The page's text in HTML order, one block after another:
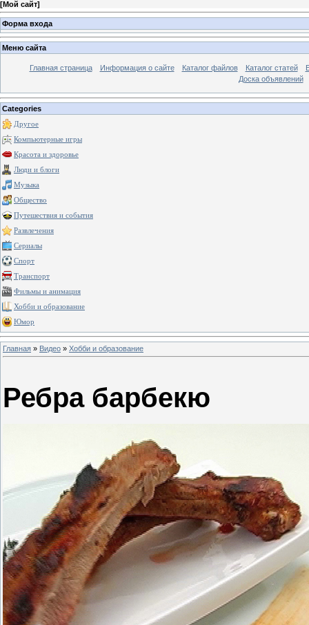
[Мой сайт]
Форма входа
Меню сайта
Главная страница Информация о сайте Каталог файлов Каталог статей
Доска объявлений
Categories
Другое
Компьютерные игры
Красота и здоровье
Люди и блоги
Музыка
Общество
Путешествия и события
Развлечения
Сериалы
Спорт
Транспорт
Фильмы и анимация
Хобби и образование
Юмор
Главная » Видео » Хобби и образование
Ребра барбекю